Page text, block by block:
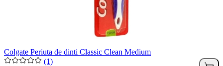
Colgate Periuta de dinti Classic Clean Medium
(1)